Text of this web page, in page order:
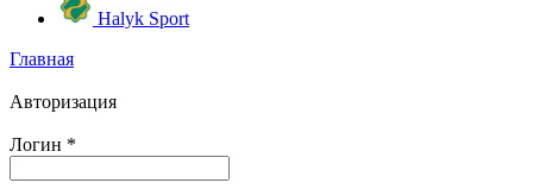
Halyk Sport
Главная
Авторизация
Логин *